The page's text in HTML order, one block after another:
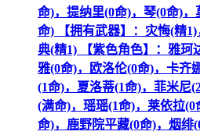
命)，提纳里(0命)，琴(0命)，
命) 【拥有武器】：灾悔(精
典(精1) 【紫色角色】：雅珂
雅(0命)，欧洛伦(0命)，卡齐
(1命)，夏洛蒂(1命)，菲米尼
(满命)，瑶瑶(1命)，莱依拉
命)，鹿野院平藏(0命)，烟绯